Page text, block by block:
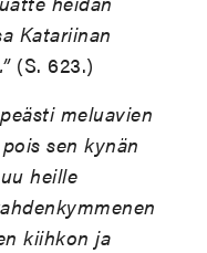
Katariinan
(S. 623.)
meluavien
sen kynän
heille
kiihkon ja